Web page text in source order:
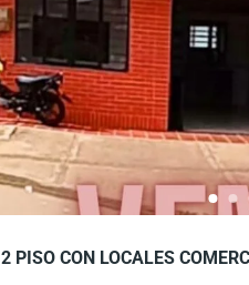
PISO CON LOCALES